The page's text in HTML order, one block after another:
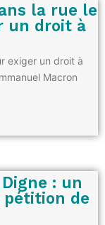
la rue le
un droit à
exiger un droit à
Macron
Digne : un
pétition de